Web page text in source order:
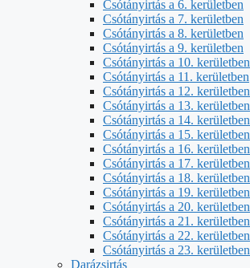
Csótányirtás a 6. kerületben
Csótányirtás a 7. kerületben
Csótányirtás a 8. kerületben
Csótányirtás a 9. kerületben
Csótányirtás a 10. kerületben
Csótányirtás a 11. kerületben
Csótányirtás a 12. kerületben
Csótányirtás a 13. kerületben
Csótányirtás a 14. kerületben
Csótányirtás a 15. kerületben
Csótányirtás a 16. kerületben
Csótányirtás a 17. kerületben
Csótányirtás a 18. kerületben
Csótányirtás a 19. kerületben
Csótányirtás a 20. kerületben
Csótányirtás a 21. kerületben
Csótányirtás a 22. kerületben
Csótányirtás a 23. kerületben
Darázsirtás